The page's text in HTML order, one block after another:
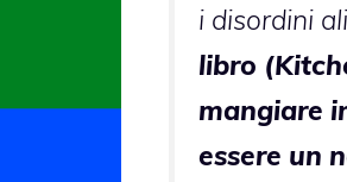
i disordini
libro
mangiare
essere un